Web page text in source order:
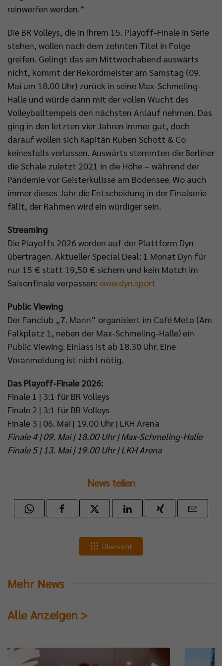
reinwerfen werden.“
Die BR Volleys, die in ihrem 15. Playoff-Finale in Serie
stehen, wollen nach dem zehnten Titel in Folge
greifen. Gelingt das am Mittwochabend auswärts
nicht, kommt der Rekordmeister am Samstag (09.
Mai um 18.00 Uhr) zurück in seine Max-Schmeling-
Halle und würde dann mit der vollen Wucht des
Volleyballtempels den nächsten Anlauf nehmen. Das
ging in den letzten vier Jahren immer gut, doch
darauf wollen sich Kapitän Ruben Schott & Co
keinesfalls verlassen. Auswärts stemmten die Berliner
die Schale zuletzt 2021 in die Höhe – während der
Pandemie vor Geisterkulisse am Bodensee. Wo auch
immer dieses Jahr die Entscheidung in der Finalserie
fällt, der Rahmen wird ein würdiger sein.
Streaming
Die Playoffs 2026 werden auf der Plattform Dyn
übertragen. Aktueller Special Deal: 1 Monat Dyn für
nur 15 € statt 19,50 € sichern und kein Match im
Saisonfinale verpassen: www.dyn.sport
Public Viewing
Der Fanclub „7. Mann“ organisiert im Café Meta (Am
Falkplatz 1, neben der Max-Schmeling-Halle) ein
Public Viewing. Einlass ist ab 18.30 Uhr. Eine
Voranmeldung ist nicht nötig.
Das Playoff-Finale 2026:
Finale 1 | 3:1 für BR Volleys
Finale 2 | 3:1 für BR Volleys
Finale 3 | 06. Mai | 19.00 Uhr | LKH Arena
Finale 4 | 09. Mai | 18.00 Uhr | Max-Schmeling-Halle
Finale 5 | 13. Mai | 19.00 Uhr | LKH Arena
News teilen
Übersicht
Mehr News
Alle Anzeigen >